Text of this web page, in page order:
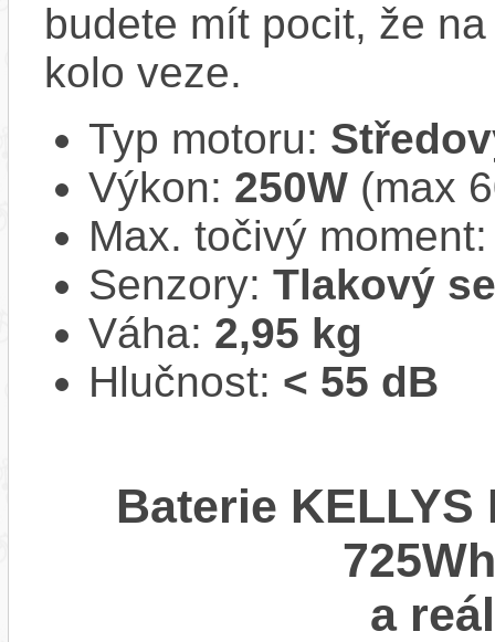
budete mít pocit, že
kolo veze.
Typ motoru:
Výkon: 250W (max
Max. točivý
Senzory: Tlakový
Váha: 2,95 kg
Hlučnost: < 55 dB
Baterie KELLYS
a